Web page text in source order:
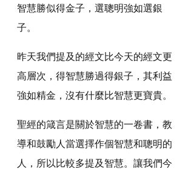
智慧勝似得金子，選聰明強如選銀
子。
昨天我們提及的經文比今天的經文更
高層次，得智慧勝過得銀子，其利益
強如精金，沒有什麼比智慧更寶貴。
聖經的箴言是關於智慧的一卷書，教
導和鼓勵人當選擇作個智慧和聰明的
人，所以比較多提及智慧。讓我們今